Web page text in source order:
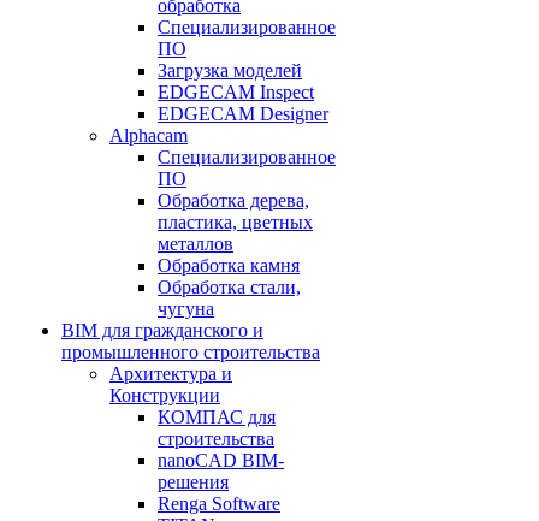
обработка
Специализированное
ПО
Загрузка моделей
EDGECAM Inspect
EDGECAM Designer
Alphacam
Специализированное
ПО
Обработка дерева,
пластика, цветных
металлов
Обработка камня
Обработка стали,
чугуна
BIM для гражданского и
промышленного строительства
Архитектура и
Конструкции
КОМПАС для
строительства
nanoCAD BIM-
решения
Renga Software